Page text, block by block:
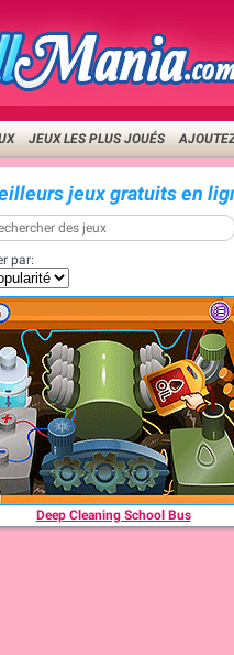
JEUX LES PLUS JOUÉS
jeux gratuits en
par:
Deep Cleaning School Bus